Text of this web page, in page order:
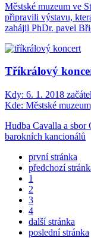
Městské muzeum ve
připravili výstavu,
zahájil PhDr. pavel
Tříkrálový
Kdy: 6. 1. 2018
Kde: Městské
Hudba Cavalla a sbor
barokních kancionálů
první stránka
předchozí
1
2
3
4
další stránka
poslední stránka